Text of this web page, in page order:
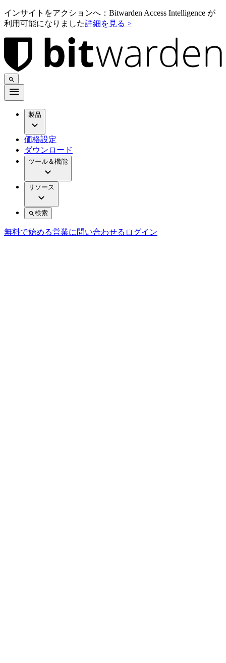
インサイトをアクションへ：Bitwarden Access Intelligence が
利用可能になりました詳細を見る >
製品
価格設定
ダウンロード
ツール＆機能
リソース
検索
無料で始める営業に問い合わせる ログイン